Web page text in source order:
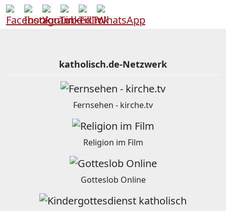
katholisch.de-Netzwerk
Fernsehen - kirche.tv
Religion im Film
Gotteslob Online